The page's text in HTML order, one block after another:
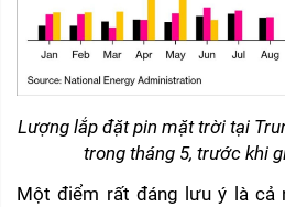
Lượng lắp đặt pin mặt trời tại
trong tháng 5, trước khi
Một điểm rất đáng lưu ý là cả